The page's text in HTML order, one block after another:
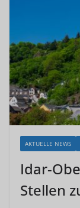
AKTUELLE NEWS
Idar-
Stellen